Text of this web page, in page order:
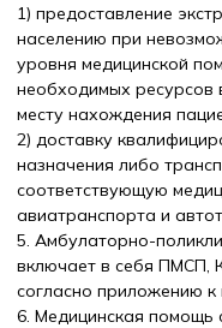
1) предоставление
населению при
уровня медицинской
необходимых ресурсов
месту нахождения
2) доставку
назначения либо
соответствующую
авиатранспорта и
5. Амбулаторно-
включает в себя ПМСП,
согласно приложению
6. Медицинская помощь